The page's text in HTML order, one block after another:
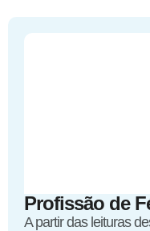
Profissão de
A partir das leituras